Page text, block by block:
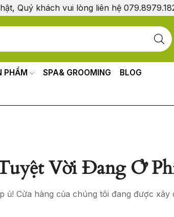
Quý khách vui lòng liên hệ
PHẨM SPA& GROOMING BLOG
Vời Đang Ở
ủ! Cửa hàng của chúng tôi đang được xây